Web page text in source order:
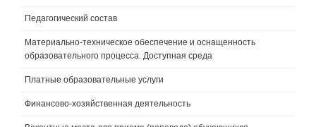
Педагогический состав
Материально-техническое обеспечение и оснащенность
образовательного процесса. Доступная среда
Платные образовательные услуги
Финансово-хозяйственная деятельность